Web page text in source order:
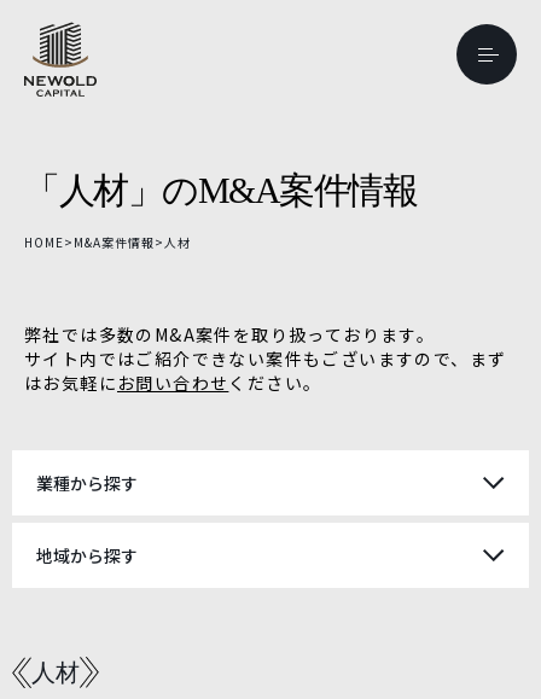
「人材」のM&A案件情報
HOME> M&A案件情報>人材
弊社では多数のM&A案件を取り扱っております。
サイト内ではご紹介できない案件もございますので、まず
はお気軽に お問い合わせ ください。
業種から探す
地域から探す
人材